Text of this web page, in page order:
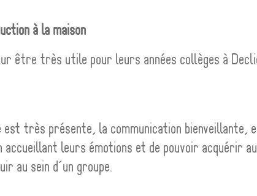
à la maison
être très utile pour leurs années collèges à
très présente, la communication bienveillante,
leurs émotions et de pouvoir acquérir
au sein d’un groupe.